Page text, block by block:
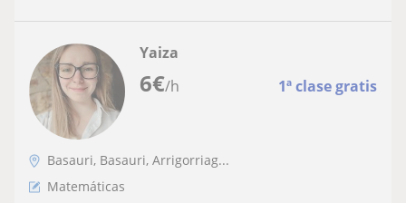
6€/h 1ª clase gratis
Yaiza
Basauri, Basauri, Arrigorriag...
Matemáticas